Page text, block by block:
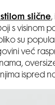
slične,
s visinom
su
već
ispred